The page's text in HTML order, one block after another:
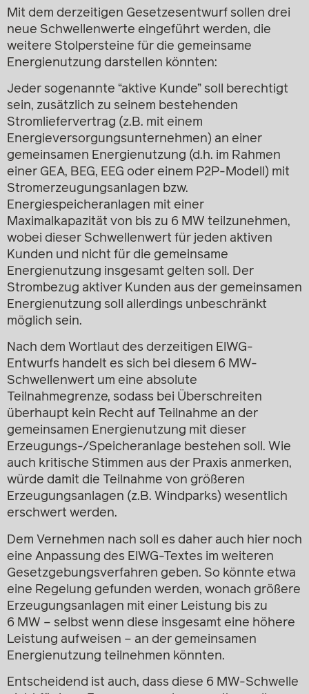
Mit dem derzeitigen Gesetzesentwurf sollen drei
neue Schwellenwerte eingeführt werden, die
weitere Stolpersteine für die gemeinsame
Energienutzung darstellen könnten:
Jeder sogenannte “aktive Kunde” soll berechtigt
sein, zusätzlich zu seinem bestehenden
Stromliefervertrag (z.B. mit einem
Energieversorgungsunternehmen) an einer
gemeinsamen Energienutzung (d.h. im Rahmen
einer GEA, BEG, EEG oder einem P2P-Modell) mit
Stromerzeugungsanlagen bzw.
Energiespeicheranlagen mit einer
Maximalkapazität von bis zu 6 MW teilzunehmen,
wobei dieser Schwellenwert für jeden aktiven
Kunden und nicht für die gemeinsame
Energienutzung insgesamt gelten soll. Der
Strombezug aktiver Kunden aus der gemeinsamen
Energienutzung soll allerdings unbeschränkt
möglich sein.
Nach dem Wortlaut des derzeitigen ElWG-
Entwurfs handelt es sich bei diesem 6 MW-
Schwellenwert um eine absolute
Teilnahmegrenze, sodass bei Überschreiten
überhaupt kein Recht auf Teilnahme an der
gemeinsamen Energienutzung mit dieser
Erzeugungs-/Speicheranlage bestehen soll. Wie
auch kritische Stimmen aus der Praxis anmerken,
würde damit die Teilnahme von größeren
Erzeugungsanlagen (z.B. Windparks) wesentlich
erschwert werden.
Dem Vernehmen nach soll es daher auch hier noch
eine Anpassung des ElWG-Textes im weiteren
Gesetzgebungsverfahren geben. So könnte etwa
eine Regelung gefunden werden, wonach größere
Erzeugungsanlagen mit einer Leistung bis zu
6 MW – selbst wenn diese insgesamt eine höhere
Leistung aufweisen – an der gemeinsamen
Energienutzung teilnehmen könnten.
Entscheidend ist auch, dass diese 6 MW-Schwelle